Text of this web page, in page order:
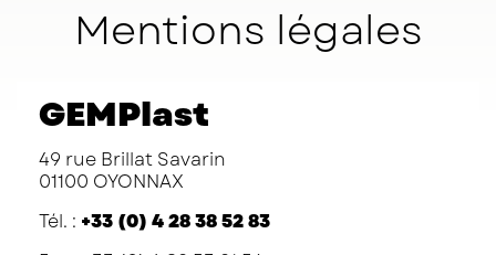
Mentions légales
GEMPlast
49 rue Brillat Savarin
01100 OYONNAX
Tél. : +33 (0) 4 28 38 52 83